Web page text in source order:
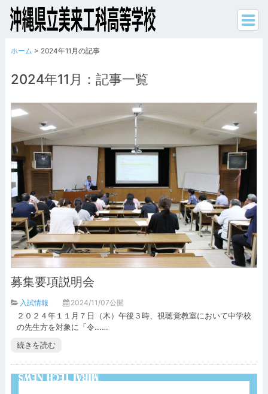
ホーム > 2024年11月の記事
2024年11月：記事一覧
募集要項説明会
入試情報
2024/11/07公開
２０２４年１１月７日（木）午後３時、視聴覚教室において中学校
の先生方を対象に「令...…
続きを読む